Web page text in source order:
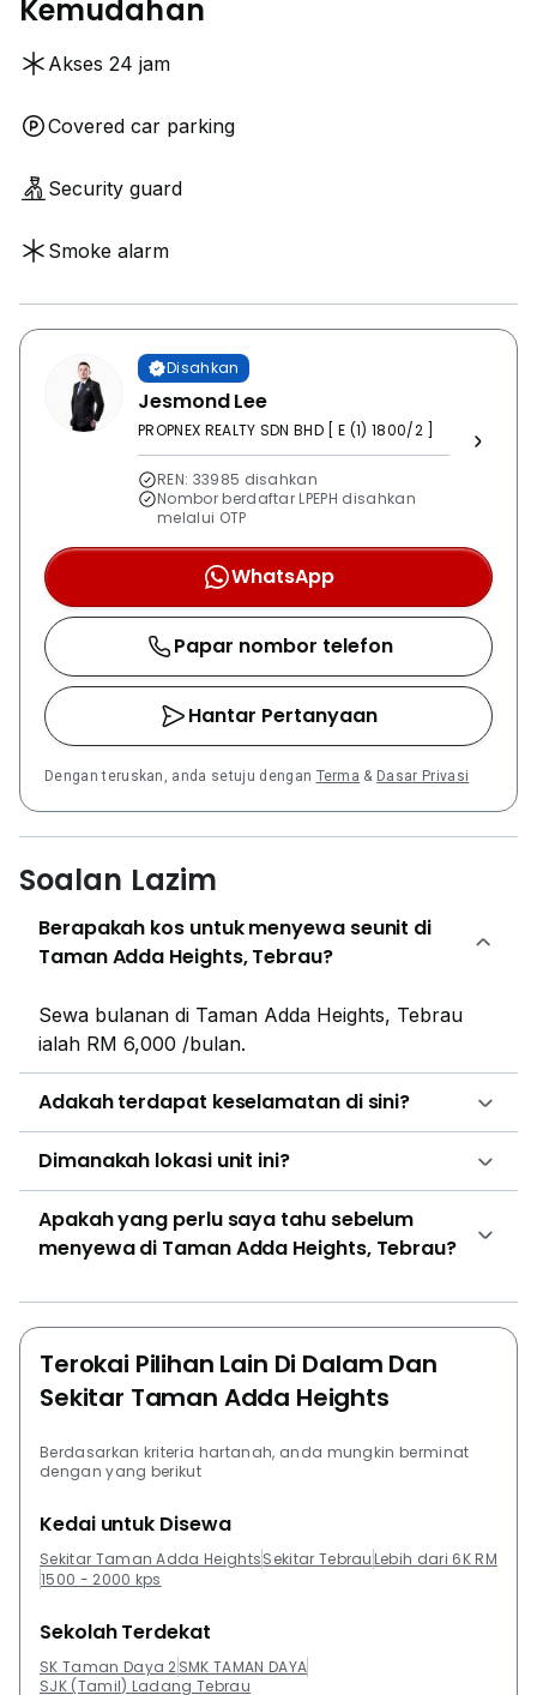
Kemudahan
Akses 24 jam
Covered car parking
Security guard
Smoke alarm
Disahkan
Jesmond Lee
PROPNEX REALTY SDN BHD [ E (1) 1800/2 ]
REN: 33985 disahkan
Nombor berdaftar LPEPH disahkan
melalui OTP
WhatsApp
Papar nombor telefon
Hantar Pertanyaan
Dengan teruskan, anda setuju dengan Terma & Dasar Privasi
Soalan Lazim
Berapakah kos untuk menyewa seunit di
Taman Adda Heights, Tebrau?
Sewa bulanan di Taman Adda Heights, Tebrau
ialah RM 6,000 /bulan.
Adakah terdapat keselamatan di sini?
Dimanakah lokasi unit ini?
Apakah yang perlu saya tahu sebelum
menyewa di Taman Adda Heights, Tebrau?
Terokai Pilihan Lain Di Dalam Dan
Sekitar Taman Adda Heights
Berdasarkan kriteria hartanah, anda mungkin berminat
dengan yang berikut
Kedai untuk Disewa
Sekitar Taman Adda HeightsSekitar Tebrau Lebih dari 6K RM
1500 - 2000 kps
Sekolah Terdekat
SK Taman Daya 2SMK TAMAN DAYA
SJK (Tamil) Ladang Tebrau